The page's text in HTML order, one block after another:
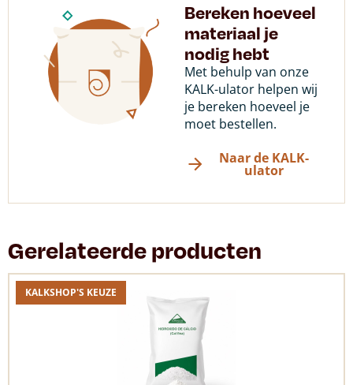
Bereken hoeveel
materiaal je
nodig hebt
Met behulp van onze
KALK-ulator helpen wij
je bereken hoeveel je
moet bestellen.
Naar de KALK-
ulator
Gerelateerde producten
KALKSHOP'S KEUZE